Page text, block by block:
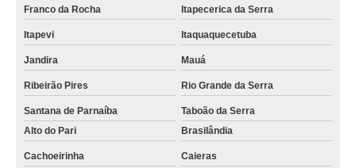
Franco da Rocha Itapecerica da Serra
Itapevi Itaquaquecetuba
Jandira Mauá
Ribeirão Pires Rio Grande da Serra
Santana de Parnaíba
Taboão da Serra
Alto do Pari
Brasilândia
Cachoeirinha Caieras